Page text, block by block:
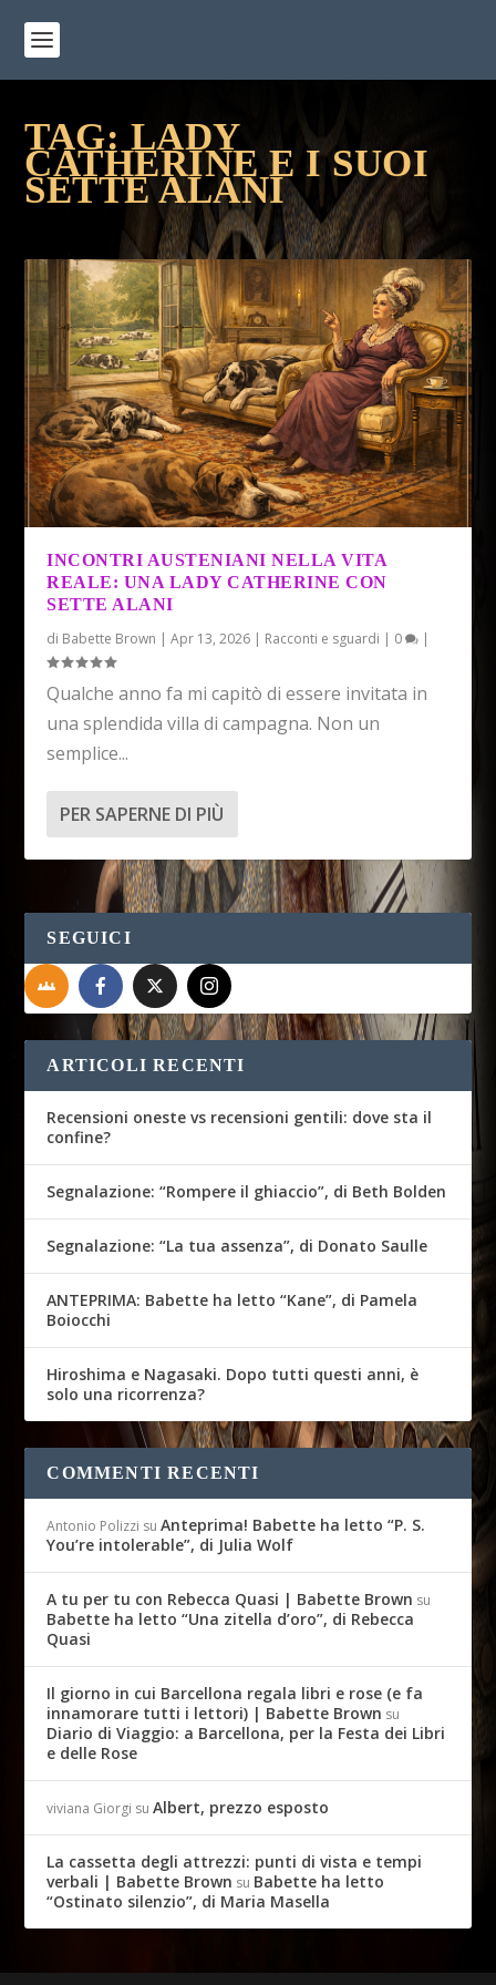
TAG: LADY
CATHERINE E I SUOI
SETTE ALANI
INCONTRI AUSTENIANI NELLA VITA
REALE: UNA LADY CATHERINE CON
SETTE ALANI
di Babette Brown |Apr 13, 2026 | Racconti e sguardi | 0 |
Qualche anno fa mi capitò di essere invitata in
una splendida villa di campagna. Non un
semplice...
PER SAPERNE DI PIÙ
SEGUICI
ARTICOLI RECENTI
Recensioni oneste vs recensioni gentili: dove sta il
confine?
Segnalazione: “Rompere il ghiaccio”, di Beth Bolden
Segnalazione: “La tua assenza”, di Donato Saulle
ANTEPRIMA: Babette ha letto “Kane”, di Pamela
Boiocchi
Hiroshima e Nagasaki. Dopo tutti questi anni, è
solo una ricorrenza?
COMMENTI RECENTI
Antonio Polizzi suAnteprima! Babette ha letto “P. S.
You’re intolerable”, di Julia Wolf
A tu per tu con Rebecca Quasi | Babette Brown su
Babette ha letto “Una zitella d’oro”, di Rebecca
Quasi
Il giorno in cui Barcellona regala libri e rose (e fa
innamorare tutti i lettori) | Babette Brown su
Diario di Viaggio: a Barcellona, per la Festa dei Libri
e delle Rose
viviana Giorgi suAlbert, prezzo esposto
La cassetta degli attrezzi: punti di vista e tempi
verbali | Babette Brown su Babette ha letto
“Ostinato silenzio”, di Maria Masella